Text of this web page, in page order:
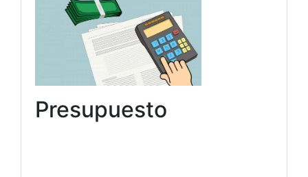
Presupuesto